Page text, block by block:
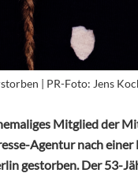
| PR-Foto: Jens
Mitglied der
Agentur nach
gestorben. Der 53-